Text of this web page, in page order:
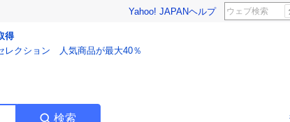
Yahoo! JAPANヘルプ
得
レクション 人気商品が最大40％
検索